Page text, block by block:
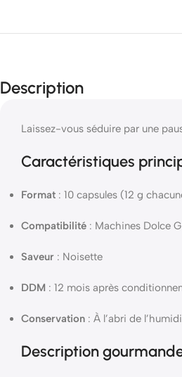
Description
Laissez-vous séduire par une
Caractéristiques
Format : 10 capsules (12 g
Compatibilité : Machines Dolce
Saveur : Noisette
DDM : 12 mois après
Conservation : À l’abri de
Description